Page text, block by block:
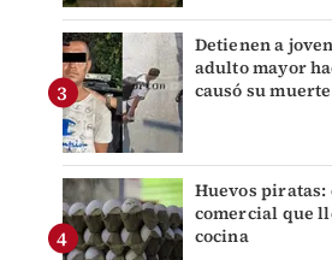
Detienen a
adulto mayor
causó su
Huevos
comercial que
cocina